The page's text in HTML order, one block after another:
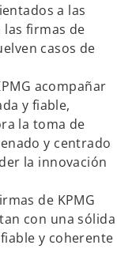
a las
firmas de
casos de
acompañar
y fiable,
la toma de
y centrado
la innovación
de KPMG
con una sólida
y coherente